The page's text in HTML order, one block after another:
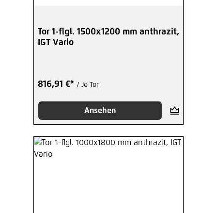
Tor 1-flgl. 1500x1200 mm anthrazit,
IGT Vario
816,91 €* / Je Tor
Ansehen